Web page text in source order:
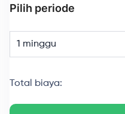
Pilih periode
1 minggu
Total biaya: